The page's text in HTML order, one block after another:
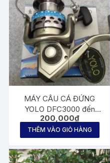
MÁY CÂU CÁ ĐỨNG
YOLO DFC3000 đến
6000
200,000₫
THÊM VÀO GIỎ HÀNG